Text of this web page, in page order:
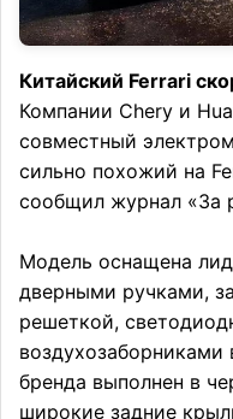
Китайский Ferrari
Компании Chery и
совместный
сильно похожий на
сообщил журнал «За
Модель оснащена
дверными ручками,
решеткой,
воздухозаборниками
бренда выполнен в
широкие задние